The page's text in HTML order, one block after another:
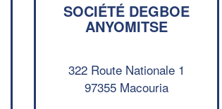
SOCIÉTÉ DEGBOE
ANYOMITSE
322 Route Nationale 1
97355 Macouria